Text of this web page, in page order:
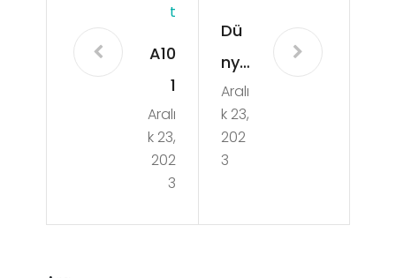
T
A10
1
Kol
a
Fiy
Aralı
k 23,
202
3
Dü
nya
nın
Kat
ma
ı 3.
Aralı
k 23,
202
3